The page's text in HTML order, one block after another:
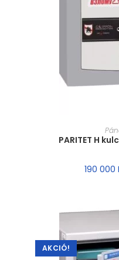
PARITET H
190 000
AKCIÓ!